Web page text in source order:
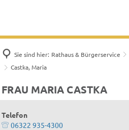
Sie sind hier: Rathaus & Bürgerservice
Castka, Maria
FRAU MARIA CASTKA
Telefon
06322 935-4300